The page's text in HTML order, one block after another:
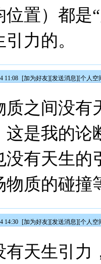
置）都是
力的。
11:08 [加为好友][发送消息][个人空
质之间没有
这是我的论
没有天生的
物质的碰撞
14:30 [加为好友][发送消息][个人空
有天生引力